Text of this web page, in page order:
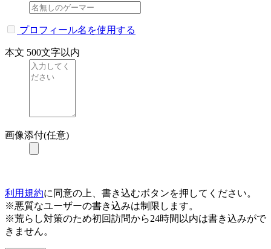
プロフィール名を使用する
本文 500文字以内
画像添付(任意)
利用規約に同意の上、書き込むボタンを押してください。
※悪質なユーザーの書き込みは制限します。
※荒らし対策のため初回訪問から24時間以内は書き込みがで
きません。